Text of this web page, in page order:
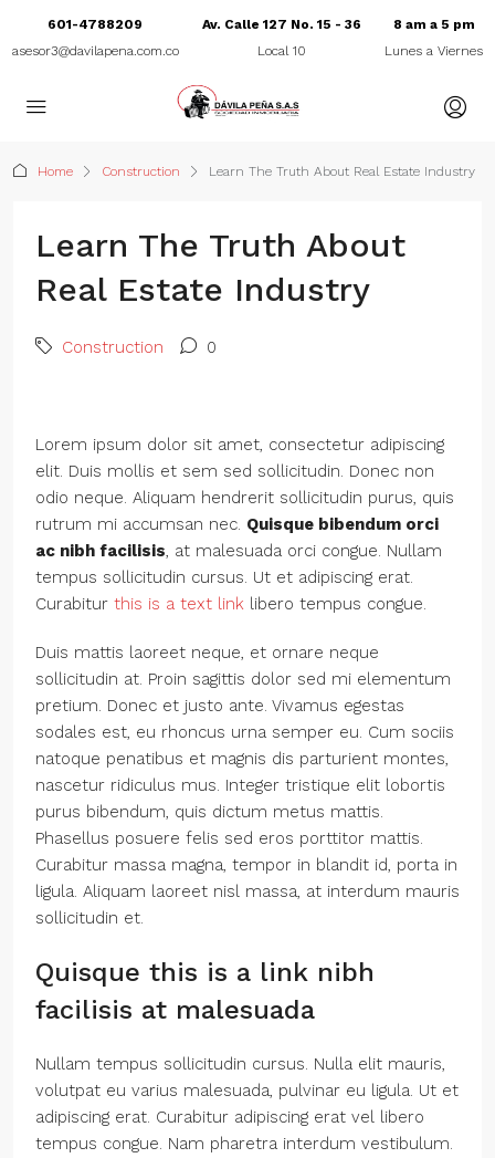
601-4788209
asesor3@davilapena.com.co
Av. Calle 127 No. 15 - 36
Local 10
8 am a 5 pm
Lunes a Viernes
Home Construction Learn The Truth About Real Estate Industry
Learn The Truth About
Real Estate Industry
Construction 0
Lorem ipsum dolor sit amet, consectetur adipiscing
elit. Duis mollis et sem sed sollicitudin. Donec non
odio neque. Aliquam hendrerit sollicitudin purus, quis
rutrum mi accumsan nec. Quisque bibendum orci
ac nibh facilisis, at malesuada orci congue. Nullam
tempus sollicitudin cursus. Ut et adipiscing erat.
Curabitur this is a text link libero tempus congue.
Duis mattis laoreet neque, et ornare neque
sollicitudin at. Proin sagittis dolor sed mi elementum
pretium. Donec et justo ante. Vivamus egestas
sodales est, eu rhoncus urna semper eu. Cum sociis
natoque penatibus et magnis dis parturient montes,
nascetur ridiculus mus. Integer tristique elit lobortis
purus bibendum, quis dictum metus mattis.
Phasellus posuere felis sed eros porttitor mattis.
Curabitur massa magna, tempor in blandit id, porta in
ligula. Aliquam laoreet nisl massa, at interdum mauris
sollicitudin et.
Quisque this is a link nibh
facilisis at malesuada
Nullam tempus sollicitudin cursus. Nulla elit mauris,
volutpat eu varius malesuada, pulvinar eu ligula. Ut et
adipiscing erat. Curabitur adipiscing erat vel libero
tempus congue. Nam pharetra interdum vestibulum.